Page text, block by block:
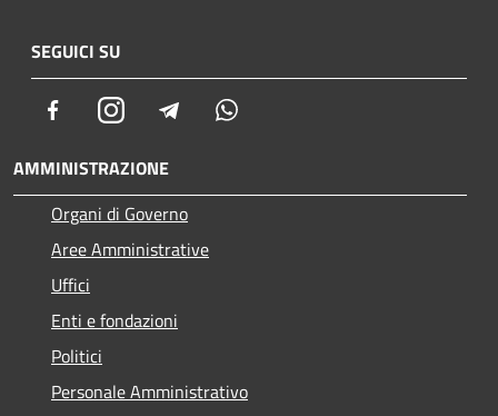
SEGUICI SU
FacebookInstagram Telegram
AMMINISTRAZIONE
Organi di Governo
Aree Amministrative
Uffici
Enti e fondazioni
Politici
Personale Amministrativo